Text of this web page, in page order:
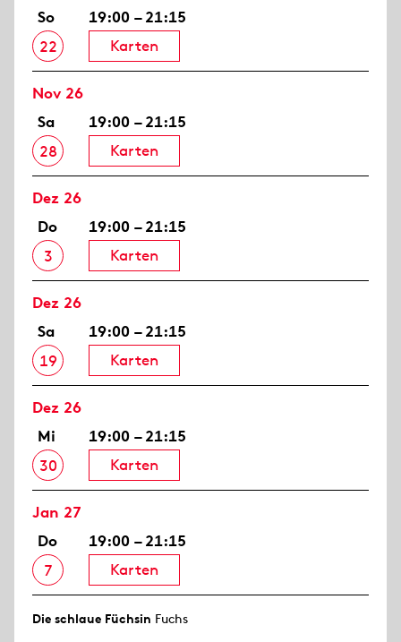
So
22
19:00 – 21:15
Karten
Nov 26
Sa
28
19:00 – 21:15
Karten
Dez 26
Do
3
19:00 – 21:15
Karten
Dez 26
Sa
19
19:00 – 21:15
Karten
Dez 26
Mi
30
19:00 – 21:15
Karten
Jan 27
Do
7
19:00 – 21:15
Karten
Die schlaue Füchsin Fuchs